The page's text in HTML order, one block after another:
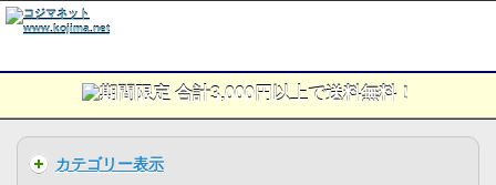
カテゴリー表示